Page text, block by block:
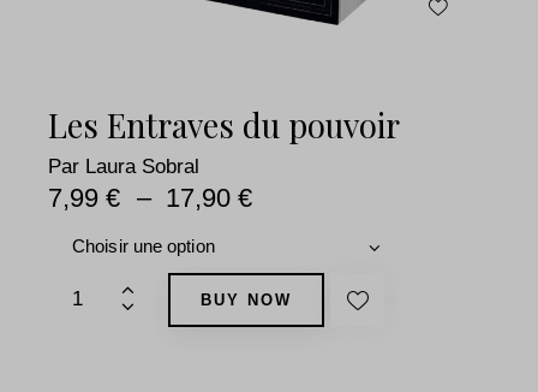
Les Entraves du pouvoir
Par Laura Sobral
7,99 € – 17,90 €
BUY NOW